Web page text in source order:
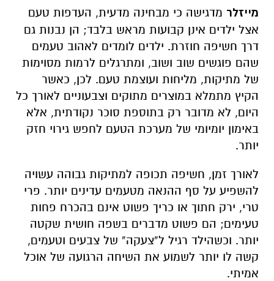
מייזלר מדגישה כי מבחינה מדעית, העדפות טעם
אצל ילדים אינן קבועות מראש בלבד; הן נבנות גם
דרך חשיפה חוזרת. ילדים לומדים לאהוב טעמים
שהם פוגשים שוב ושוב, ומתרגלים לרמות מסוימות
של מתיקות, מליחות ועוצמת טעם. לכן, כאשר
הקיץ מתמלא במוצרים מתוקים וצבעוניים לאורך כל
היום, לא מדובר רק בתוספת סוכר נקודתית, אלא
באימון יומיומי של מערכת הטעם לחפש גירוי חזק
יותר.
לאורך זמן, חשיפה תכופה למתיקות גבוהה עשויה
להשפיע על סף ההנאה מטעמים עדינים יותר. פרי
טרי, ירק חתוך או כריך פשוט אינם בהכרח פחות
טעימים; הם פשוט מדברים בשפה חושית שקטה
יותר. וכשהילד רגיל ל“צעקה” של צבעים וטעמים,
קשה לו יותר לשמוע את השיחה הרגועה של אוכל
אמיתי.